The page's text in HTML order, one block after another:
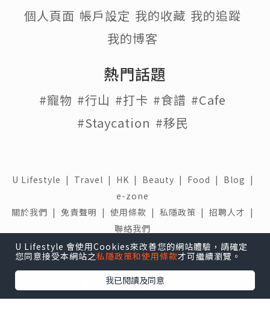
個人頁面 帳戶設定 我的收藏 我的追蹤
我的博客
熱門話題
#寵物 #行山 #打卡 #食譜 #Cafe
#Staycation #移民
U Lifestyle | Travel | HK | Beauty | Food | Blog |
e-zone
關於我們 | 免責聲明 | 使用條款 | 私隱政策 | 招聘人才 |
聯絡我們
下載 U Lifestyle應用程式
U Lifestyle 會使用Cookies來改善您的網站體驗，請確定
您同意接受本網站之私隱政策和使用條款才可繼續瀏覽。
我已閱讀及同意